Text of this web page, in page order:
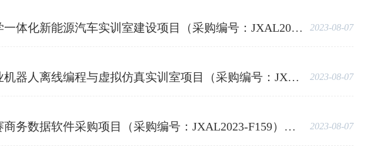
训室建设项目（采购编号：JXAL2023-F125）竞争性谈判采购公告 2023-08-07
仿真实训室项目（采购编号：JXAL2023-F157）竞争性谈判采购公告 2023-08-07
购项目（采购编号：JXAL2023-F159）竞争性谈判采购公告 2023-08-07